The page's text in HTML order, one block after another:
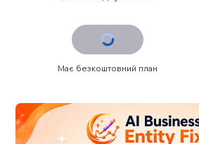
Має безкоштовний план